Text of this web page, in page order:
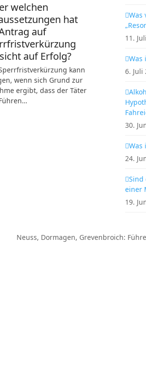
welchen
hat
auf
auf Erfolg?
kann
wenn sich Grund zur
ergibt, dass der Täter
Was
11.
Was
6. Juli
30.
Was
24.
Sind
einer
19.
Neuss, Dormagen, Grevenbroich: